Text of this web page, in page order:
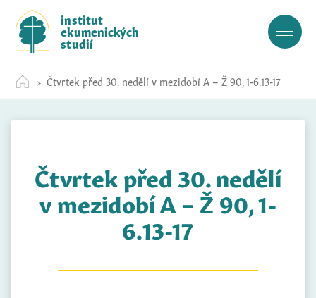
c
institut
ekumenických
studií
Čtvrtek před 30. nedělí v mezidobí A – Ž 90, 1-6.13-17
Čtvrtek před 30. nedělí
v mezidobí A – Ž 90, 1-
6.13-17